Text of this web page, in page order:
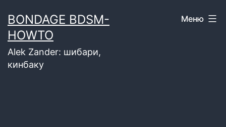
содержимому
BONDAGE BDSM-
HOWTO
Alek Zander: шибари,
кинбаку
Меню